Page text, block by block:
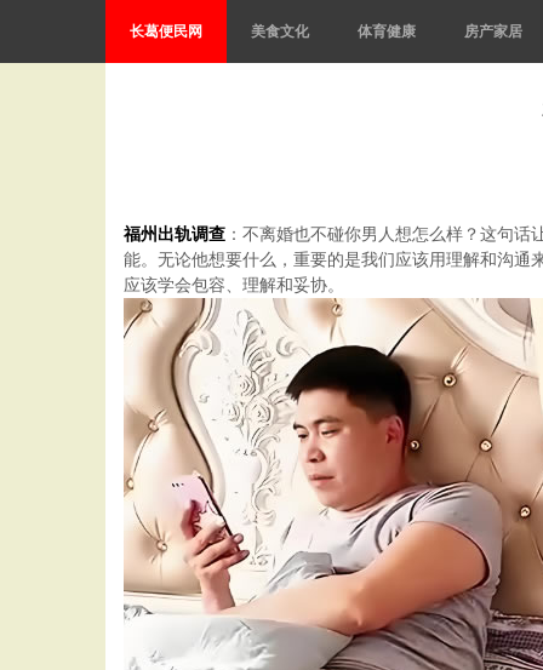
长葛便民网 美食文化 体育健康 房产家居
福州出轨调查 ：不离婚也不碰你男人想怎么样？这句
能。无论他想要什么，重要的是我们应该用理解和沟
应该学会包容、理解和妥协。